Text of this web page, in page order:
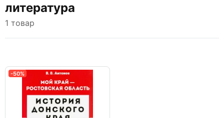
литература
1 товар
-50%